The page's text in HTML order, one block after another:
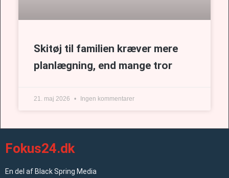
Skitøj til familien kræver mere
planlægning, end mange tror
21. maj 2026 Ingen kommentarer
Fokus24.dk
En del af Black Spring Media